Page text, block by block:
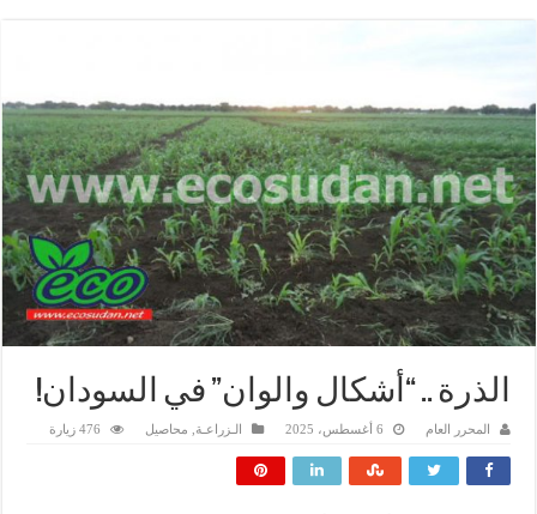
الذرة .. “أشكال والوان” في السودان!
المحرر العام 6 أغسطس، 2025 الـزراعـة محاصيل 476 زيارة